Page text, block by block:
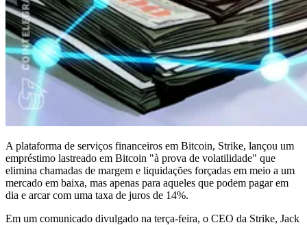
A plataforma de serviços financeiros em Bitcoin, Strike, lançou um
empréstimo lastreado em Bitcoin "à prova de volatilidade" que
elimina chamadas de margem e liquidações forçadas em meio a um
mercado em baixa, mas apenas para aqueles que podem pagar em
dia e arcar com uma taxa de juros de 14%.
Em um comunicado divulgado na terça-feira, o CEO da Strike, Jack